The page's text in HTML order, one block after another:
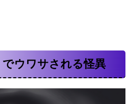
でウワサされる怪異